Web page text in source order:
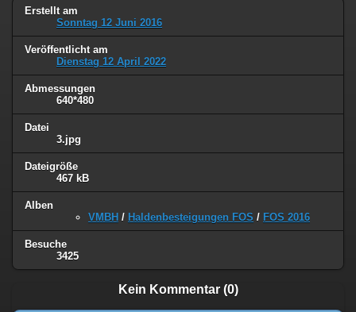
Erstellt am
Sonntag 12 Juni 2016
Veröffentlicht am
Dienstag 12 April 2022
Abmessungen
640*480
Datei
3.jpg
Dateigröße
467 kB
Alben
VMBH / Haldenbesteigungen FOS / FOS 2016
Besuche
3425
Kein Kommentar (0)